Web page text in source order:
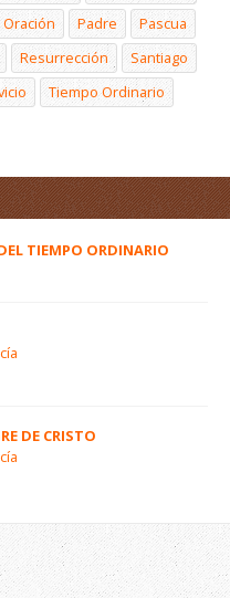
Oración Padre
Pascua
Resurrección
Santiago
Tiempo Ordinario
TIEMPO ORDINARIO
DE CRISTO